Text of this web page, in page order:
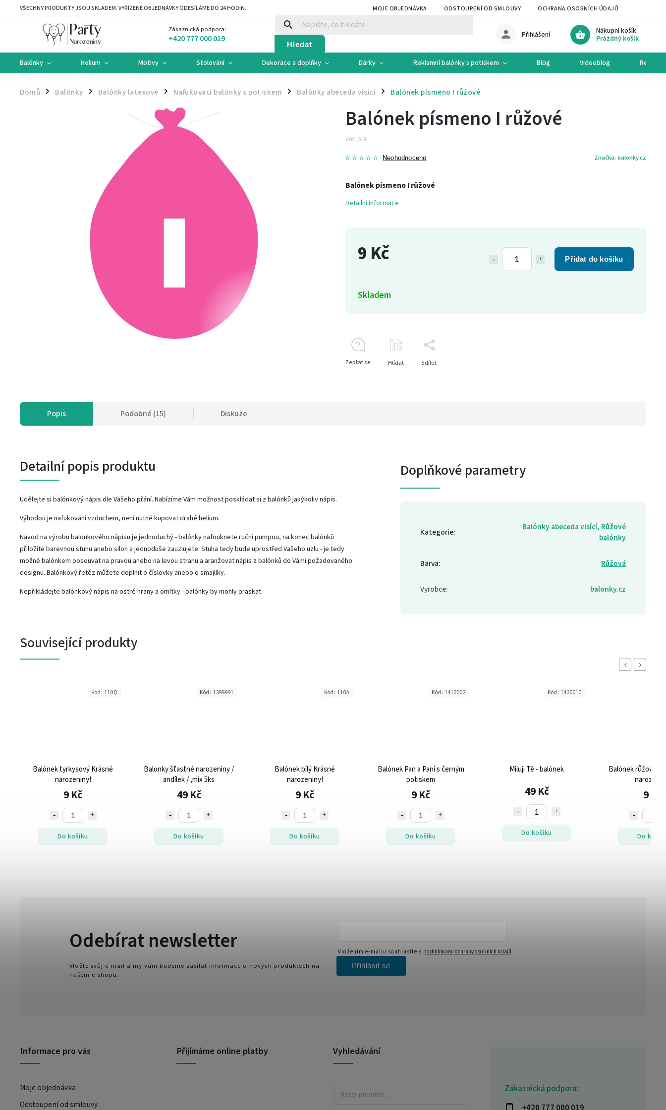
VŠECHNY PRODUKTY JSOU SKLADEM. VYŘÍZENÉ OBJEDNÁVKY ODESÍLÁME DO 24 HODIN. MOJE OBJEDNÁVKA ODSTOUPENÍ OD SMLOUVY OCHRANA OSOBNÍCH ÚDAJŮ
Zákaznická podpora:
+420 777 000 019 Hledat
Nákupní košík
Prázdný košík
Přihlášení
Balónky Helium Motivy Stolování Dekorace a doplňky Dárky Reklamní balónky s potiskem Blog Videoblog Recepty
Domů / Balónky / Balónky latexové / Nafukovací balónky s potiskem / Balónky abeceda visící / Balónek písmeno I růžové
9 Kč Přidat do košíku
Skladem
Balónek písmeno I růžové
Kód: AIR
Neohodnoceno Značka: balonky.cz
Balónek písmeno I růžové
Detailní informace
Zeptat se Hlídat Sdílet
Popis Podobné (15) Diskuze
Detailní popis produktu
Udělejte si balónkový nápis dle Vašeho přání. Nabízíme Vám možnost poskládat si z balónků jakýkoliv nápis.
Výhodou je nafukování vzduchem, není nutné kupovat drahé helium.
Návod na výrobu balónkového nápisu je jednoduchý - balónky nafouknete ruční pumpou, na konec balónků
přiložíte barevnou stuhu anebo silon a jednoduše zauzlujete. Stuha tedy bude uprostřed Vašeho uzlu - je tedy
možné balónkem posouvat na pravou anebo na levou stranu a aranžovat nápis z balónků do Vámi požadovaného
designu. Balónkový řetěz můžete doplnit o číslovky anebo o smajlíky.
Nepřikládejte balónkový nápis na ostré hrany a omítky - balónky by mohly praskat.
Doplňkové parametry
Kategorie: Balónky abeceda visící, Růžové
balónky
Barva: Růžová
Vyrobce: balonky.cz
Související produkty
Previous
Balónek tyrkysový Krásné
narozeniny!
9 Kč
Do košíku
Kód: 110Q
Balonky šťastné narozeniny /
andílek / ,mix 5ks
49 Kč
Do košíku
Kód: 1399991
Balónek bílý Krásné
narozeniny!
9 Kč
Do košíku
Kód: 110A
Balónek Pan a Paní s černým
potiskem
9 Kč
Do košíku
Kód: 1412002
Miluji Tě - balónek
49 Kč
Do košíku
Kód: 1420010
Balónek růžovo-
9 Kč
Do
Next
Zákaznická podpora:
Informace pro vás
Moje objednávka
Odstoupení od smlouvy
Přijímáme online platby Vyhledávání
Odebírat newsletter
Vložte svůj e-mail a my vám budeme zasílat informace o nových produktech na
našem e-shopu.
Vložením e-mailu souhlasíte s podmínkami ochrany osobních údajů
Přihlásit se